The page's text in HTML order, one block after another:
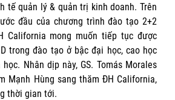
tế quản lý & quản trị kinh doanh. Trên
đầu của chương trình đào tạo 2+2
California mong muốn tiếp tục được
trong đào tạo ở bậc đại học, cao học
Nhân dịp này, GS. Tomás Morales
Mạnh Hùng sang thăm ĐH California,
thời gian tới.